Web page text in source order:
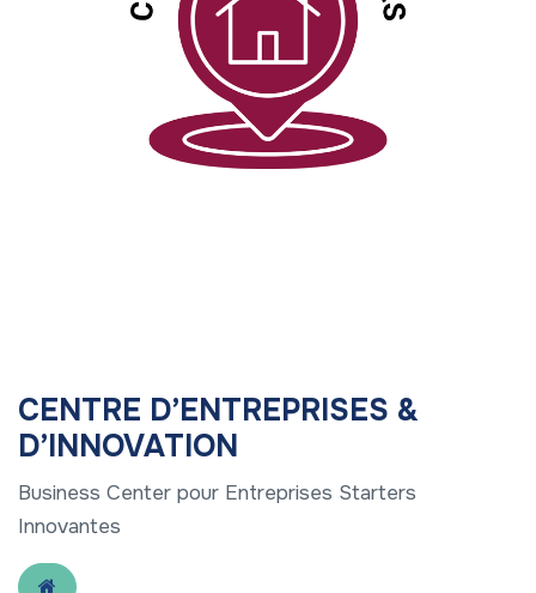
CENTRE D’ENTREPRISES &
D’INNOVATION
Business Center pour Entreprises Starters
Innovantes